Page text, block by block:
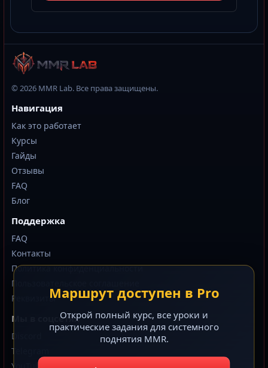
© 2026 MMR Lab. Все права защищены.
Навигация
Как это работает
Курсы
Гайды
Отзывы
FAQ
Блог
Поддержка
FAQ
Контакты
Политика конфиденциальности
Пользовательское соглашение
Реквизиты
Мы в соцсетях
Discord
Telegram
Маршрут доступен в Pro
Открой полный курс, все уроки и
практические задания для системного
поднятия MMR.